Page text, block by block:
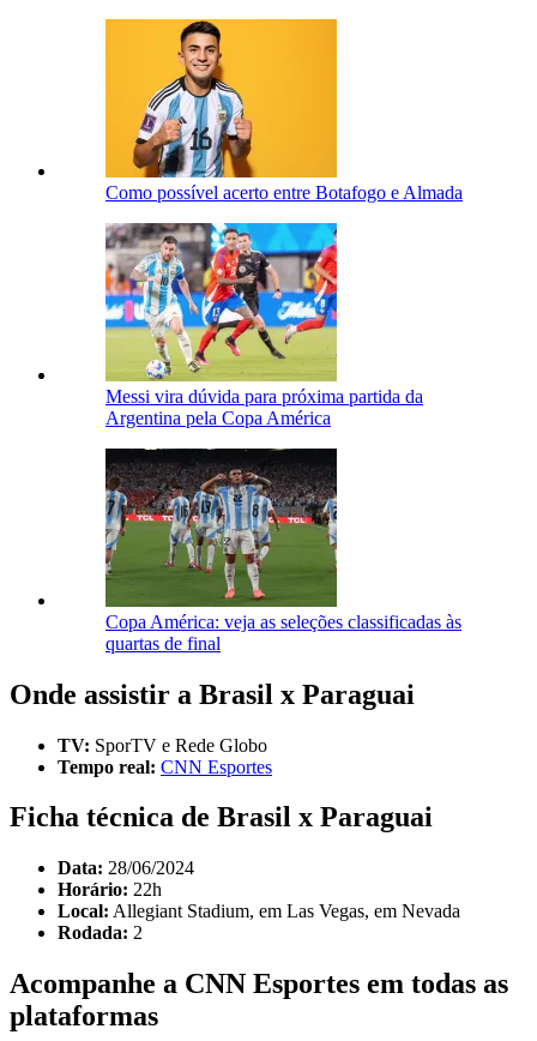
Como possível acerto entre Botafogo e Almada
Messi vira dúvida para próxima partida da
Argentina pela Copa América
Copa América: veja as seleções classificadas às
quartas de final
Onde assistir a Brasil x Paraguai
TV: SporTV e Rede Globo
Tempo real: CNN Esportes
Ficha técnica de Brasil x Paraguai
Data: 28/06/2024
Horário: 22h
Local: Allegiant Stadium, em Las Vegas, em Nevada
Rodada: 2
Acompanhe a CNN Esportes em todas as
plataformas